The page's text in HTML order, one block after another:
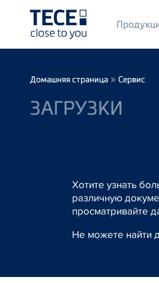
Main
Menü
1
Breadcrumb
Домашняя страница » Сервис
ЗАГРУЗКИ
Хотите узнать
различную
просматривайте
Не можете найти